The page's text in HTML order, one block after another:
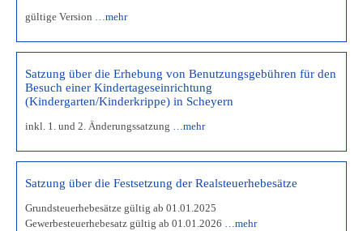
gültige Version …mehr
Satzung über die Erhebung von Benutzungsgebühren für den
Besuch einer Kindertageseinrichtung
(Kindergarten/Kinderkrippe) in Scheyern
inkl. 1. und 2. Änderungssatzung …mehr
Satzung über die Festsetzung der Realsteuerhebesätze
Grundsteuerhebesätze gültig ab 01.01.2025
Gewerbesteuerhebesatz gültig ab 01.01.2026 …mehr